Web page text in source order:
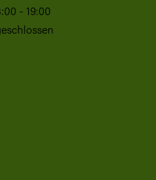
- 19:00